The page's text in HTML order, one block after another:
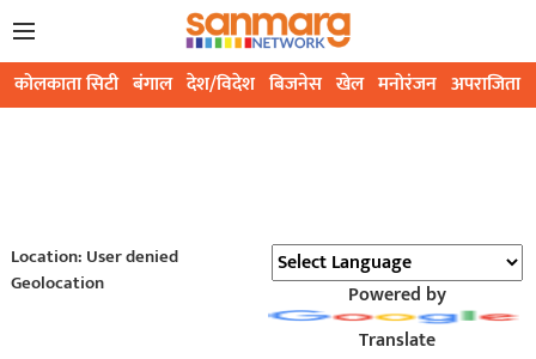
कोलकाता सिटी बंगाल देश/विदेश बिजनेस खेल मनोरंजन अपराजिता
Location: User denied
Geolocation
Powered by
Translate